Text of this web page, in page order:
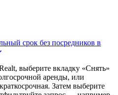
срок без посредников в
выберите вкладку «Снять»
аренды, или
Затем выберите